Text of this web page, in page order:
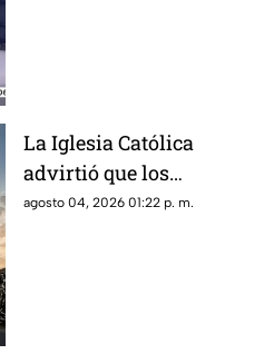
La Iglesia Católica
advirtió que los
lineamientos para la
agosto 04, 2026 01:22 p. m.